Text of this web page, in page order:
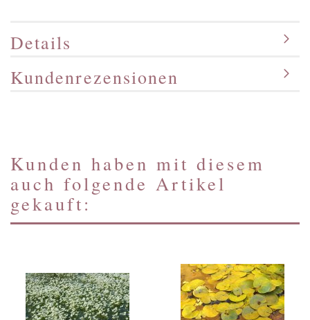
Details
Kundenrezensionen
Kunden haben mit diesem
auch folgende Artikel
gekauft: